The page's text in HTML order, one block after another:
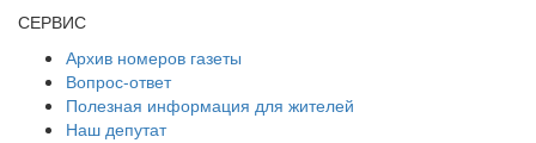
СЕРВИС
Архив номеров газеты
Вопрос-ответ
Полезная информация для жителей
Наш депутат